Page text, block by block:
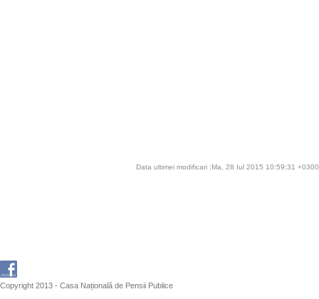
Data ultimei modificari :Ma, 28 Iul 2015 10:59:31 +0300
Copyright 2013 - Casa Națională de Pensii Publice